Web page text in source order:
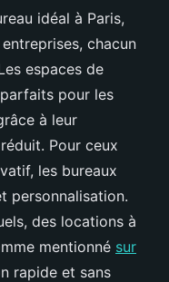
idéal à Paris,
chacun
espaces de
pour les
à leur
Pour ceux
les bureaux
personnalisation.
des locations à
mentionné sur
rapide et sans